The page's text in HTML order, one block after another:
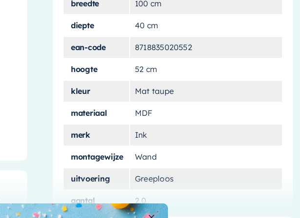
breedte 100 cm
diepte 40 cm
ean-code 8718835020552
hoogte 52 cm
kleur Mat taupe
materiaal MDF
merk Ink
montagewijze Wand
uitvoering Greeploos
aantal 2.0